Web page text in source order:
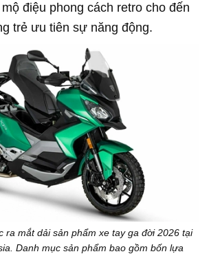
điệu phong cách retro cho đến
trẻ ưu tiên sự năng động.
ra mắt dải sản phẩm xe tay ga đời 2026 tại
Danh mục sản phẩm bao gồm bốn lựa